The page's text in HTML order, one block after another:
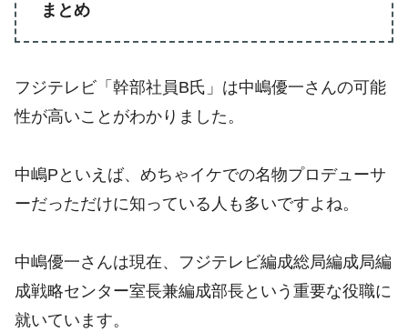
まとめ
フジテレビ「幹部社員B氏」は中嶋優一さんの可能
性が高いことがわかりました。
中嶋Pといえば、めちゃイケでの名物プロデューサ
ーだっただけに知っている人も多いですよね。
中嶋優一さんは現在、フジテレビ編成総局編成局編
成戦略センター室長兼編成部長という重要な役職に
就いています。